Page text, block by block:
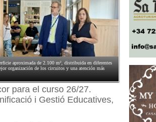
aproximada de 2.100 m², distribuida en diferentes
organización de los circuitos y una atención más
para el curso 26/27.
i Gestió Educatives,